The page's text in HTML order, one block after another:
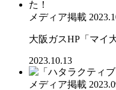
メディア掲載
大阪ガスHP「マイ
2023.10.13
メディア掲載